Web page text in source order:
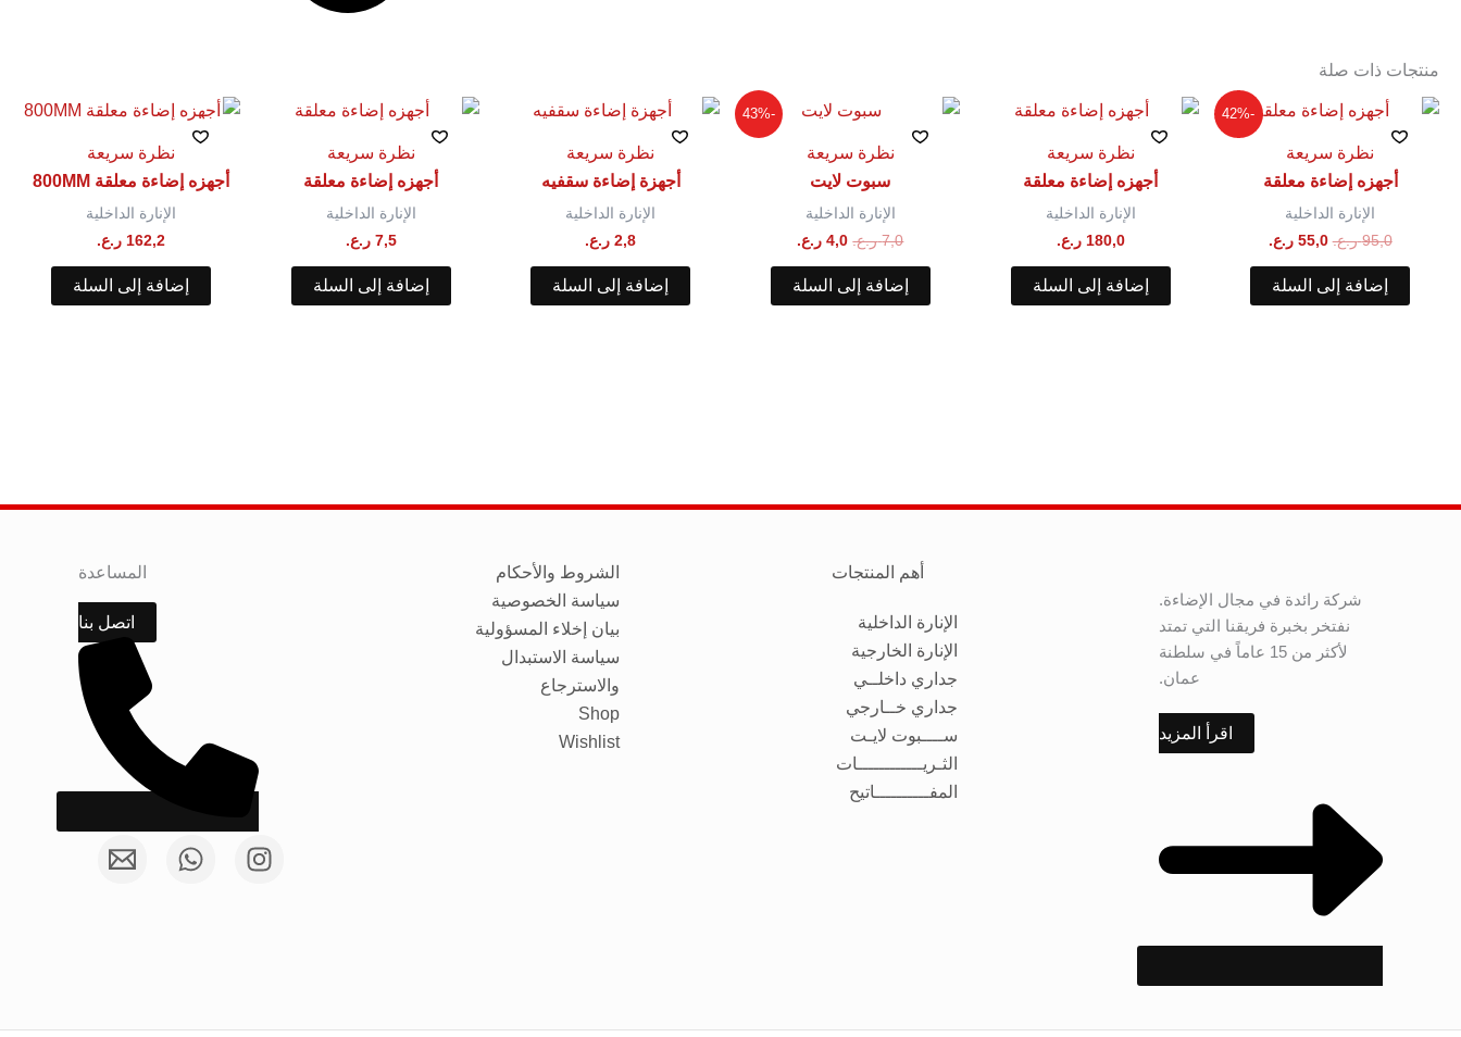
منتجات ذات صلة
-42%
نظرة سريعة
أجهزه إضاءة معلقة
الإنارة الداخلية
95,0 ر.ع.
السعر
95,0 ر.ع..
55,0 ر.ع.
السعر
الحالي
إضافة إلى السلة
نظرة سريعة
أجهزه إضاءة معلقة
الإنارة الداخلية
180,0 ر.ع.
إضافة إلى السلة
-43%
نظرة سريعة
سبوت لايت
الإنارة الداخلية
7,0 ر.ع.
السعر
7,0 ر.ع..
4,0 ر.ع.
السعر
الحالي
إضافة إلى السلة
نظرة سريعة
أجهزة إضاءة سقفيه
الإنارة الداخلية
2,8 ر.ع.
إضافة إلى السلة
نظرة سريعة
أجهزه إضاءة معلقة
الإنارة الداخلية
7,5 ر.ع.
إضافة إلى السلة
نظرة سريعة
أجهزه إضاءة معلقة 800MM
الإنارة الداخلية
162,2 ر.ع.
إضافة إلى السلة
شركة رائدة في مجال الإضاءة.
نفتخر بخبرة فريقنا التي تمتد
لأكثر من 15 عاماً في سلطنة
عمان.
اقرأ المزيد
أهم المنتجات
الإنارة الداخلية
الإنارة الخارجية
جداري داخلــي
جداري خــارجي
ســــبوت لايـت
الثـريــــــــــــات
المفــــــــــاتيح
الشروط والأحكام
سياسة الخصوصية
بيان إخلاء المسؤولية
سياسة الاستبدال
والاسترجاع
Shop
Wishlist
المساعدة
اتصل بنا